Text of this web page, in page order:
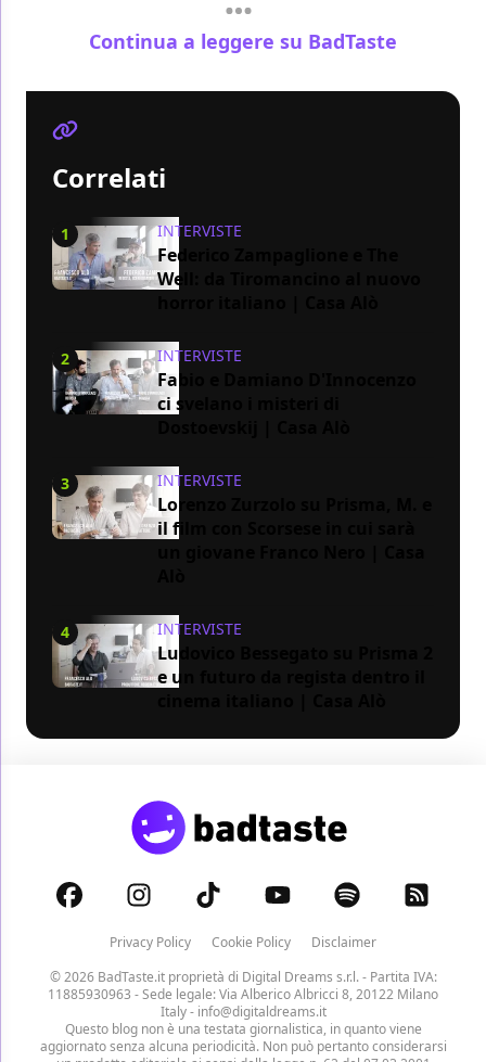
Continua a leggere su BadTaste
Correlati
1 INTERVISTE
Federico Zampaglione e The
Well: da Tiromancino al nuovo
2 INTERVISTE
Fabio e Damiano D'Innocenzo
ci svelano i misteri di
3 INTERVISTE
Lorenzo Zurzolo su Prisma, M. e
il film con Scorsese in cui sarà
4 INTERVISTE
Ludovico Bessegato su Prisma 2
e un futuro da regista dentro il
Privacy Policy Cookie Policy
Disclaimer
© 2026 BadTaste.it proprietà di Digital Dreams s.r.l.- Partita IVA:
11885930963 - Sede legale: Via Alberico Albricci 8, 20122 Milano
Italy - info@digitaldreams.it
Questo blog non è una testata giornalistica, in quanto viene
aggiornato senza alcuna periodicità. Non può pertanto considerarsi